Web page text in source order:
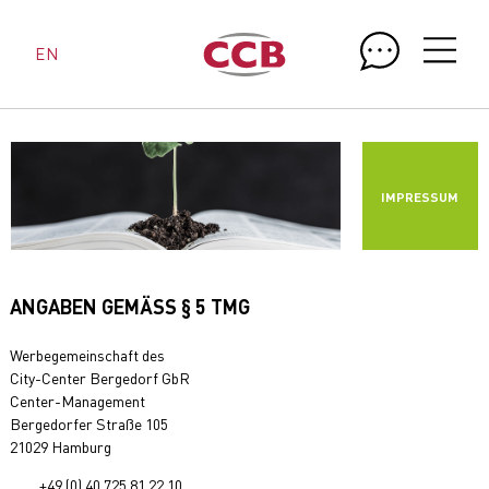
EN
IMPRESSUM
ANGABEN GEMÄSS § 5 TMG
Werbegemeinschaft des
City-Center Bergedorf GbR
Center-Management
Bergedorfer Straße 105
21029 Hamburg